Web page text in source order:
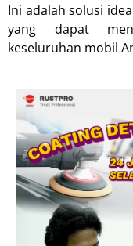
Ini adalah solusi
yang dapat
keseluruhan mobil